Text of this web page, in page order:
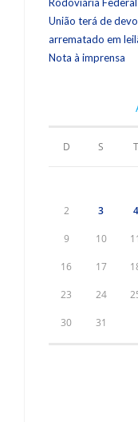
União terá de
arrematado em
Nota à imprensa
D S T
2 3 4
9 10 11
16 17
23 24
30 31